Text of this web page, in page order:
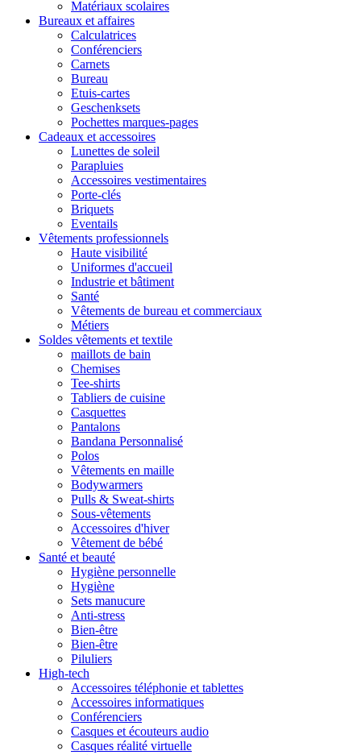
Matériaux scolaires
Bureaux et affaires
Calculatrices
Conférenciers
Carnets
Bureau
Etuis-cartes
Geschenksets
Pochettes marques-pages
Cadeaux et accessoires
Lunettes de soleil
Parapluies
Accessoires vestimentaires
Porte-clés
Briquets
Eventails
Vêtements professionnels
Haute visibilité
Uniformes d'accueil
Industrie et bâtiment
Santé
Vêtements de bureau et commerciaux
Métiers
Soldes vêtements et textile
maillots de bain
Chemises
Tee-shirts
Tabliers de cuisine
Casquettes
Pantalons
Bandana Personnalisé
Polos
Vêtements en maille
Bodywarmers
Pulls & Sweat-shirts
Sous-vêtements
Accessoires d'hiver
Vêtement de bébé
Santé et beauté
Hygiène personnelle
Hygiène
Sets manucure
Anti-stress
Bien-être
Bien-être
Piluliers
High-tech
Accessoires téléphonie et tablettes
Accessoires informatiques
Conférenciers
Casques et écouteurs audio
Casques réalité virtuelle